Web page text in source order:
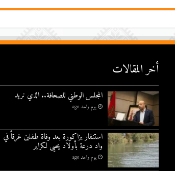
أخر المقالات
المجلس الوطني للصحافة.. الذي نريد
يوم واحد ago
استنفار بزاكورة بعد وفاة طفلين غرقاً في
واد درعة بأولاد يحيى لكراير
يوم واحد ago